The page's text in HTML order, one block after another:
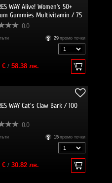
WAY Alive! Women’s 50+
Gummies Multivitamin / 75
0.0
29 промо точки
€/ 58.38 лв.
WAY Cat's Claw Bark / 100
0.0
15 промо точки
€/ 30.82 лв.